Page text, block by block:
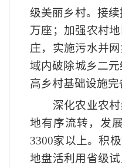
级美丽乡村。接
万座；加强农村
庄，实施污水并
域内破除城乡二
高乡村基础设施
深化农业农村
地有序流转，发
3300家以上。积
地盘活利用省级